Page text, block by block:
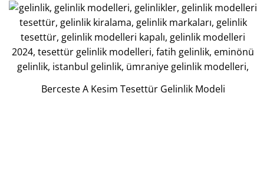
Berceste A Kesim Tesettür Gelinlik Modeli